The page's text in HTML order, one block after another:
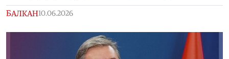
БАЛКАН10.06.2026